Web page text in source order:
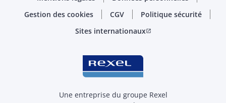
Gestion des cookies
CGV
Politique sécurité
Sites internationauxopen_in_new
Une entreprise du groupe Rexel